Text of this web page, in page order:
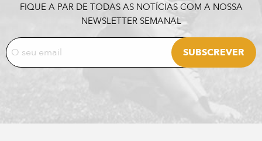
FIQUE A PAR DE TODAS AS NOTÍCIAS COM A NOSSA
NEWSLETTER SEMANAL